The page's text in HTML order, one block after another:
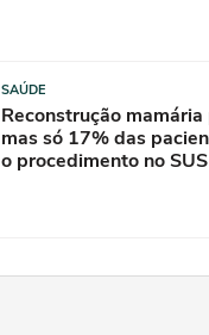
SAÚDE
Reconstrução
mas só 17% das
o procedimento no SUS